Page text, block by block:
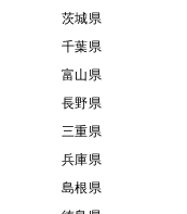
茨城県
千葉県
富山県
長野県
三重県
兵庫県
島根県